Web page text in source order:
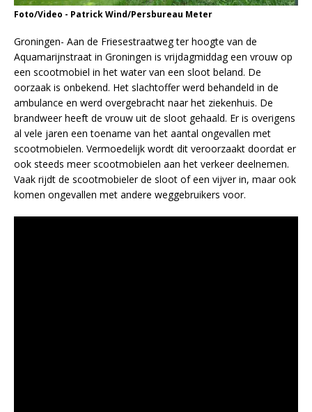
Foto/Video - Patrick Wind/Persbureau Meter
Groningen- Aan de Friesestraatweg ter hoogte van de
Aquamarijnstraat in Groningen is vrijdagmiddag een vrouw op
een scootmobiel in het water van een sloot beland. De
oorzaak is onbekend. Het slachtoffer werd behandeld in de
ambulance en werd overgebracht naar het ziekenhuis. De
brandweer heeft de vrouw uit de sloot gehaald. Er is overigens
al vele jaren een toename van het aantal ongevallen met
scootmobielen. Vermoedelijk wordt dit veroorzaakt doordat er
ook steeds meer scootmobielen aan het verkeer deelnemen.
Vaak rijdt de scootmobieler de sloot of een vijver in, maar ook
komen ongevallen met andere weggebruikers voor.